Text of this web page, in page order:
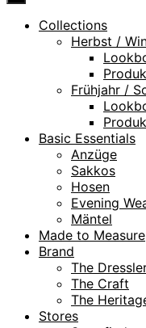
Collections
Herbst /
Frühjahr /
Basic Essentials
Anzüge
Sakkos
Hosen
Evening
Mäntel
Made to Measure
Brand
The
The Craft
The
Stores